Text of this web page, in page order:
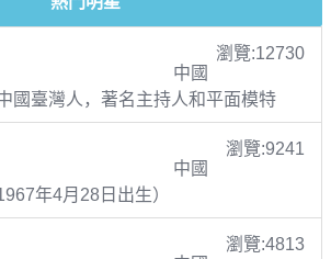
瀏覽:12730
中國
國臺灣人，著名主持人和平面模特
瀏覽:9241
中國
年4月28日出生）
瀏覽:4813